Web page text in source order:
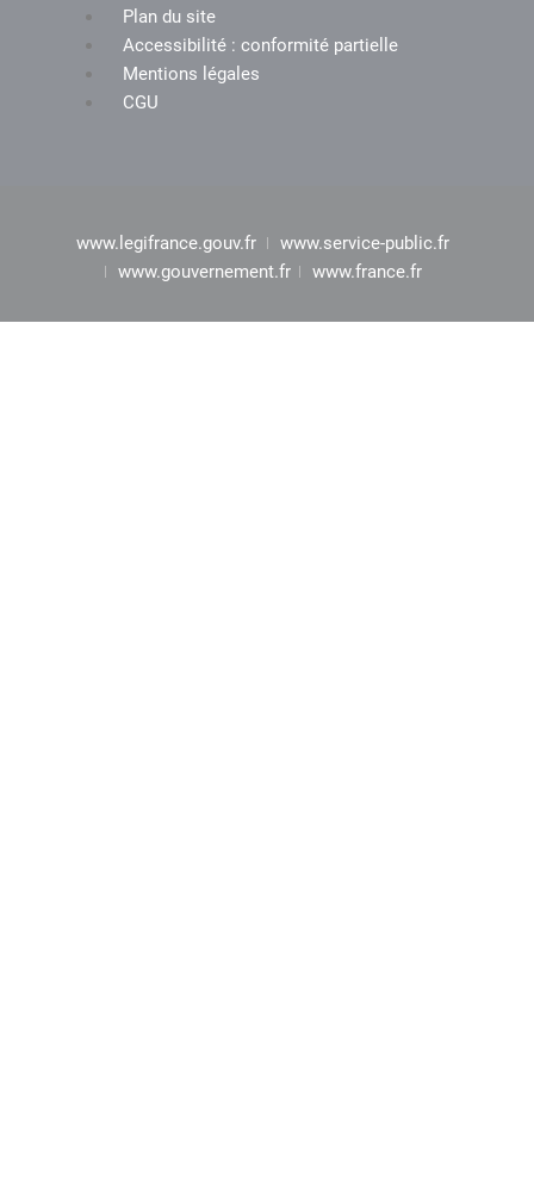
Plan du site
Accessibilité : conformité partielle
Mentions légales
CGU
www.legifrance.gouv.fr
www.service-public.fr
www.gouvernement.fr
www.france.fr